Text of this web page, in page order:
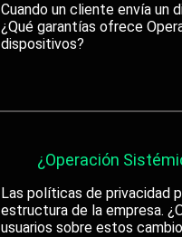
Cuando un cliente envía un
¿Qué garantías ofrece
dispositivos?
¿Operación
Las políticas de privacidad
estructura de la empresa.
usuarios sobre estos